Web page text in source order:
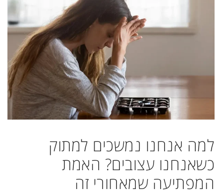
למה אנחנו נמשכים למתוק
כשאנחנו עצובים? האמת
המפתיעה שמאחורי זה